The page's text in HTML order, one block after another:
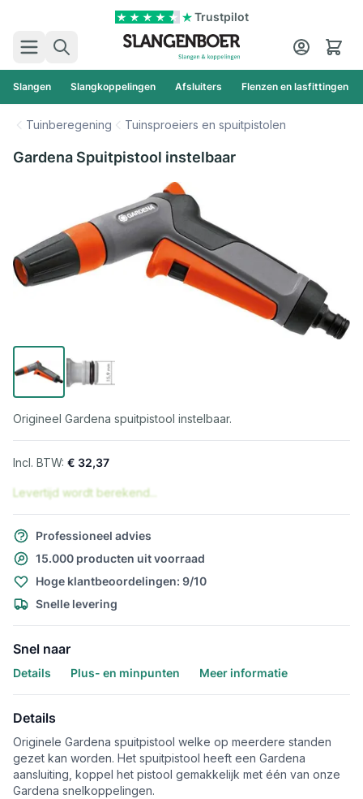
Trustpilot
Zoek
Cart
Slangen Slangkoppelingen Afsluiters Flenzen en lasfittingen
Tuinberegening Tuinsproeiers en spuitpistolen
Gardena Spuitpistool instelbaar
Origineel Gardena spuitpistool instelbaar.
€ 32,37
Levertijd wordt berekend...
Professioneel advies
15.000 producten uit voorraad
Hoge klantbeoordelingen: 9/10
Snelle levering
Snel naar
Details Plus- en minpunten Meer informatie
Details
Originele Gardena spuitpistool welke op meerdere standen
gezet kan worden. Het spuitpistool heeft een Gardena
aansluiting, koppel het pistool gemakkelijk met één van onze
Gardena snelkoppelingen.